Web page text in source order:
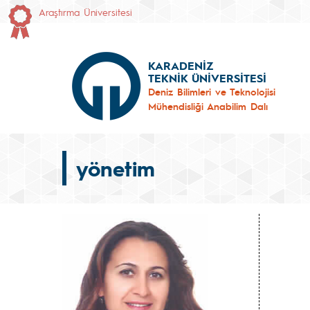
Araştırma Üniversitesi
KARADENİZ
TEKNİK ÜNİVERSİTESİ
Deniz Bilimleri ve Teknolojisi
Mühendisliği Anabilim Dalı
yönetim